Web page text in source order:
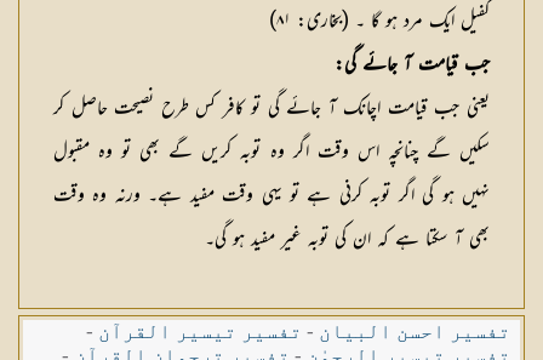
کفیل ایک مرد ہو گا ۔ (بخاری: ۸۱)
جب قیامت آ جائے گی:
یعنی جب قیامت اچانک آ جائے گی تو کافر کس طرح نصیحت حاصل کر
سکیں گے چنانچہ اس وقت اگر وہ توبہ کریں گے بھی تو وہ مقبول
نہیں ہو گی اگر توبہ کرنی ہے تو یہی وقت مفید ہے۔ ورنہ وہ وقت
بھی آ سکتا ہے کہ ان کی توبہ غیر مفید ہو گی۔
تفسیر احسن البیان - تفسیر تیسیر القرآن -